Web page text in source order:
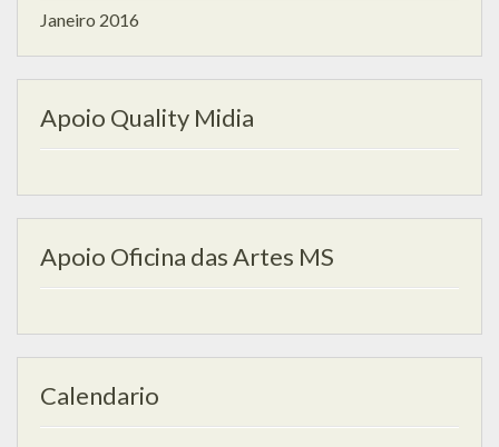
Janeiro 2016
Apoio Quality Midia
Apoio Oficina das Artes MS
Calendario